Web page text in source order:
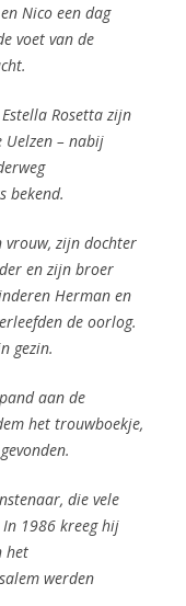
Nico een dag
voet van de
Rosetta zijn
– nabij
bekend.
vrouw, zijn dochter
en zijn broer
Herman en
de oorlog.
gezin.
aan de
het trouwboekje,
die vele
1986 kreeg hij
het
werden